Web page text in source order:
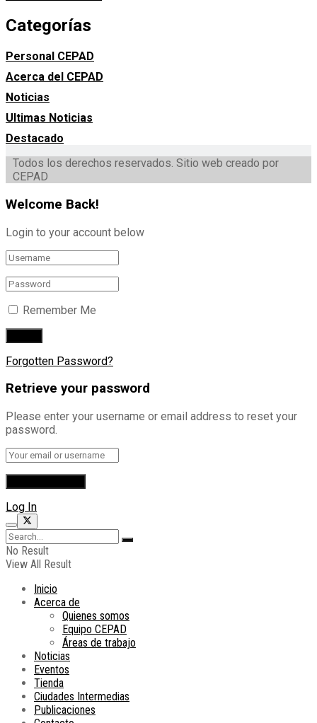
Categorías
Personal CEPAD
Acerca del CEPAD
Noticias
Ultimas Noticias
Destacado
Todos los derechos reservados. Sitio web creado por
CEPAD
Welcome Back!
Login to your account below
Remember Me
Forgotten Password?
Retrieve your password
Please enter your username or email address to reset your
password.
Log In
No Result
View All Result
Inicio
Acerca de
Quienes somos
Equipo CEPAD
Áreas de trabajo
Noticias
Eventos
Tienda
Ciudades Intermedias
Publicaciones